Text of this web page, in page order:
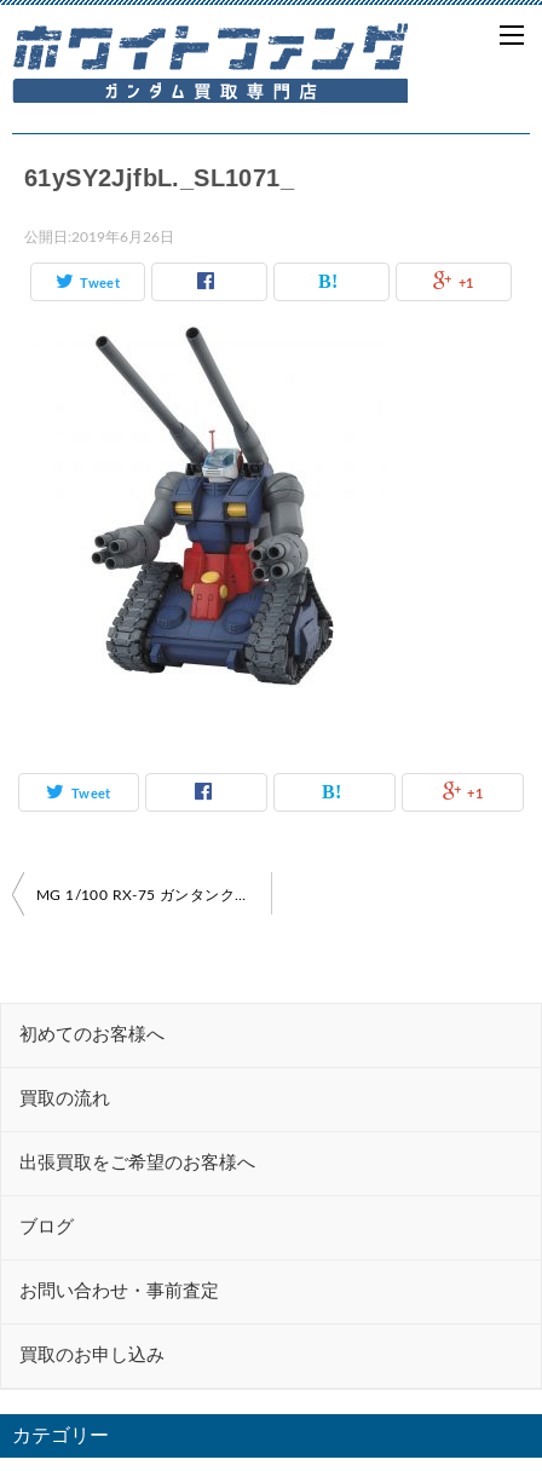
61ySY2JjfbL._SL1071_
公開日:2019年6月26日
Tweet +1
Tweet +1
投
ゲ
ー
ョ
MG 1/100 RX-75 ガンタンク【機動戦士ガンダム】【ガンダム買取情報】
初めてのお客様へ
買取の流れ
出張買取をご希望のお客様へ
ブログ
お問い合わせ・事前査定
買取のお申し込み
カテゴリー